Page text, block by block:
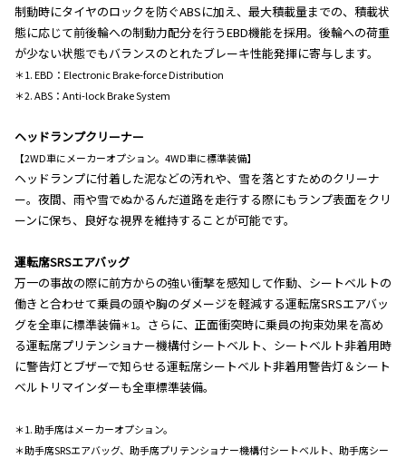
制動時にタイヤのロックを防ぐABSに加え、最大積載量までの、積載状
態に応じて前後輪への制動力配分を行うEBD機能を採用。後輪への荷重
が少ない状態でもバランスのとれたブレーキ性能発揮に寄与します。
＊1. EBD：Electronic Brake-force Distribution
＊2. ABS：Anti-lock Brake System
ヘッドランプクリーナー
【2WD車にメーカーオプション。4WD車に標準装備】
ヘッドランプに付着した泥などの汚れや、雪を落とすためのクリーナ
ー。夜間、雨や雪でぬかるんだ道路を走行する際にもランプ表面をクリ
ーンに保ち、良好な視界を維持することが可能です。
運転席SRSエアバッグ
万一の事故の際に前方からの強い衝撃を感知して作動、シートベルトの
働きと合わせて乗員の頭や胸のダメージを軽減する運転席SRSエアバッ
グを全車に標準装備＊1。さらに、正面衝突時に乗員の拘束効果を高め
る運転席プリテンショナー機構付シートベルト、シートベルト非着用時
に警告灯とブザーで知らせる運転席シートベルト非着用警告灯＆シート
ベルトリマインダーも全車標準装備。
＊1. 助手席はメーカーオプション。
＊助手席SRSエアバッグ、助手席プリテンショナー機構付シートベルト、助手席シー